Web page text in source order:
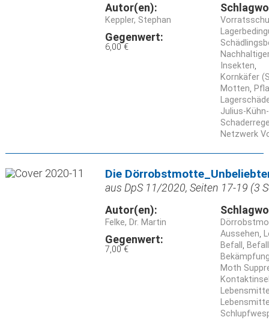
Autor(en):
Keppler, Stephan
Gegenwert:
6,00 €
Insekten
Kornkäfer
Motten
Julius-
Netzwerk
Die
aus DpS 11/2020, Seiten 17-19 (3
Autor(en):
Felke, Dr. Martin
Gegenwert:
7,00 €
Aussehen
Befall
Moth